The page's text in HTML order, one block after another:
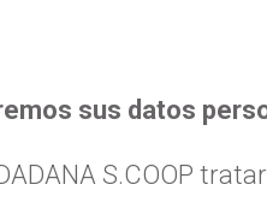
sus datos
S.COOP